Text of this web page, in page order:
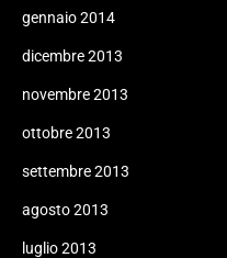
gennaio 2014
dicembre 2013
novembre 2013
ottobre 2013
settembre 2013
agosto 2013
luglio 2013